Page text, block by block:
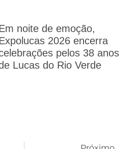
noite de emoção,
2026 encerra
pelos 38 anos
Lucas do Rio Verde